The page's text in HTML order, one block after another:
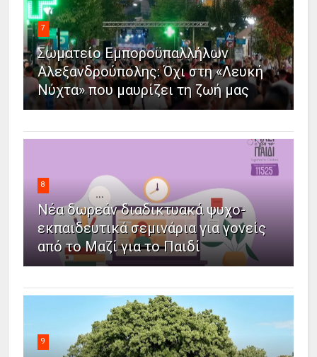
7
Σωματείο Εμποροϋπαλλήλων
Αλεξανδρούπολης: Όχι στη «Λευκή
Νύχτα» που μαυρίζει τη ζωή μας
8
Νέα δωρεάν διαδικτυακά ψυχο-
εκπαιδευτικά σεμινάρια για γονείς
από το Μαζί για το Παιδί
9